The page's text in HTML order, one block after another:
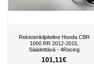
Rekisterikilpiteline Honda CBR
1000 RR 2012-2015,
Säädettävä - 4Racing
101,11€